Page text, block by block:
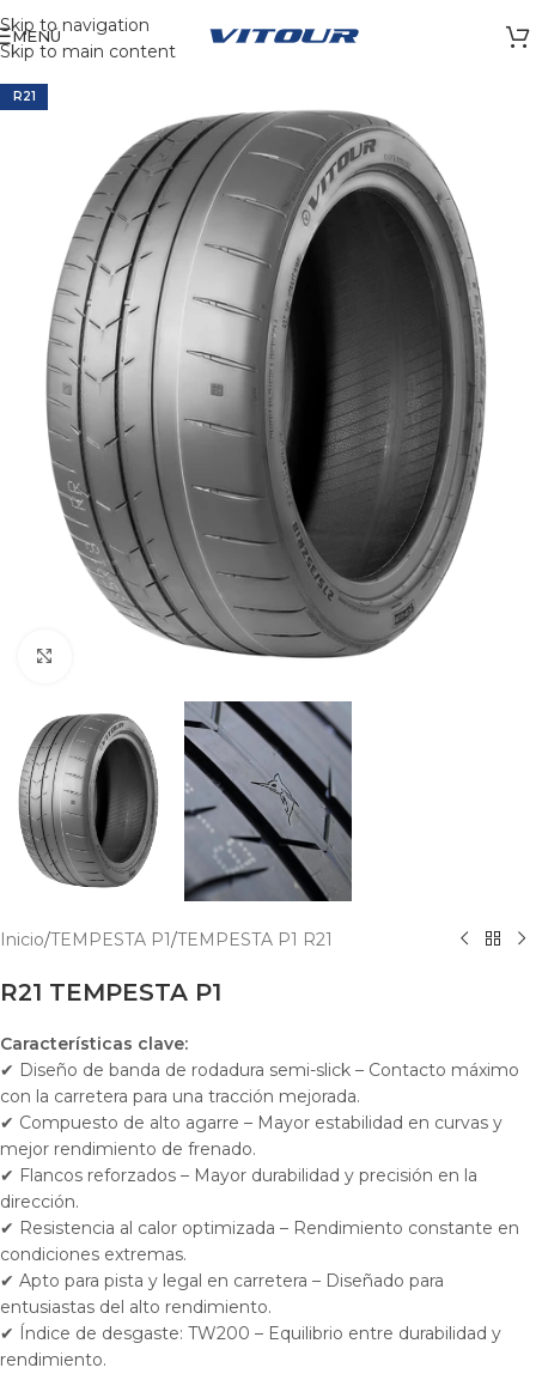
Skip to navigation
Skip to main content
MENÚ
R21
Click para agrandar
Inicio/TEMPESTA P1/TEMPESTA P1 R21
R21 TEMPESTA P1
Características clave:
✔ Diseño de banda de rodadura semi-slick – Contacto máximo
con la carretera para una tracción mejorada.
✔ Compuesto de alto agarre – Mayor estabilidad en curvas y
mejor rendimiento de frenado.
✔ Flancos reforzados – Mayor durabilidad y precisión en la
dirección.
✔ Resistencia al calor optimizada – Rendimiento constante en
condiciones extremas.
✔ Apto para pista y legal en carretera – Diseñado para
entusiastas del alto rendimiento.
✔ Índice de desgaste: TW200 – Equilibrio entre durabilidad y
rendimiento.